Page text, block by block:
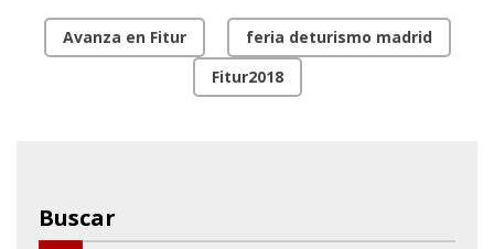
Avanza en Fitur
feria deturismo madrid
Fitur2018
Buscar